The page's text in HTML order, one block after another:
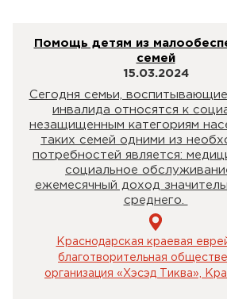
Помощь детям из
семей
15.03.2024
Сегодня семьи,
инвалида относятся к
незащищенным категориям
таких семей одними из
потребностей является:
социальное
ежемесячный доход
среднего.
Краснодарская краевая
благотворительная
организация «Хэсэд Тиква»,